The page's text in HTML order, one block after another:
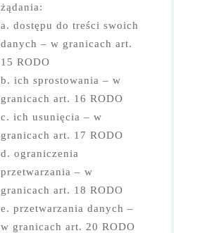
żądania:
a. dostępu do treści swoich
danych – w granicach art.
15 RODO
b. ich sprostowania – w
granicach art. 16 RODO
c. ich usunięcia – w
granicach art. 17 RODO
d. ograniczenia
przetwarzania – w
granicach art. 18 RODO
e. przetwarzania danych –
w granicach art. 20 RODO